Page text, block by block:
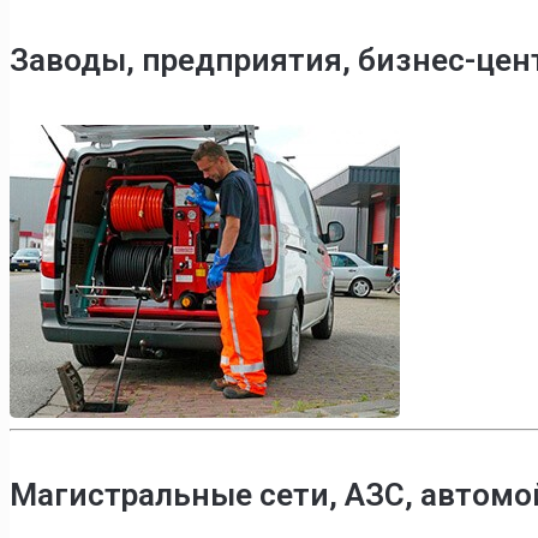
Заводы, предприятия, бизнес-
Магистральные сети, АЗС,